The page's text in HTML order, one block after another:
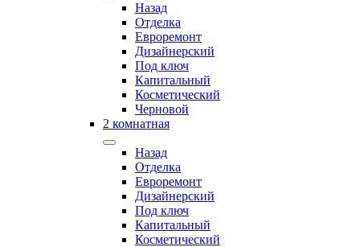
Назад
Отделка
Евроремонт
Дизайнерский
Под ключ
Капитальный
Косметический
Черновой
2 комнатная
Назад
Отделка
Евроремонт
Дизайнерский
Под ключ
Капитальный
Косметический